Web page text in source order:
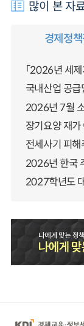
많이 본 자
경제정
「2026년 세
국내산업 공
2026년 7월
전세사기 피
2026년 한국